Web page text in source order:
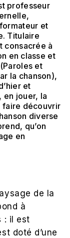
professeur
et
Titulaire
consacrée à
en classe et
et
la chanson),
et
en jouer, la
faire découvrir
diverse
qu’on
en
de la
à
: il est
doté d’une